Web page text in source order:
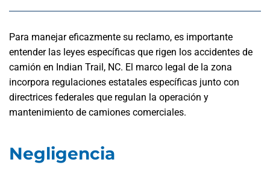
Para manejar eficazmente su reclamo, es importante
entender las leyes específicas que rigen los accidentes de
camión en Indian Trail, NC. El marco legal de la zona
incorpora regulaciones estatales específicas junto con
directrices federales que regulan la operación y
mantenimiento de camiones comerciales.
Negligencia